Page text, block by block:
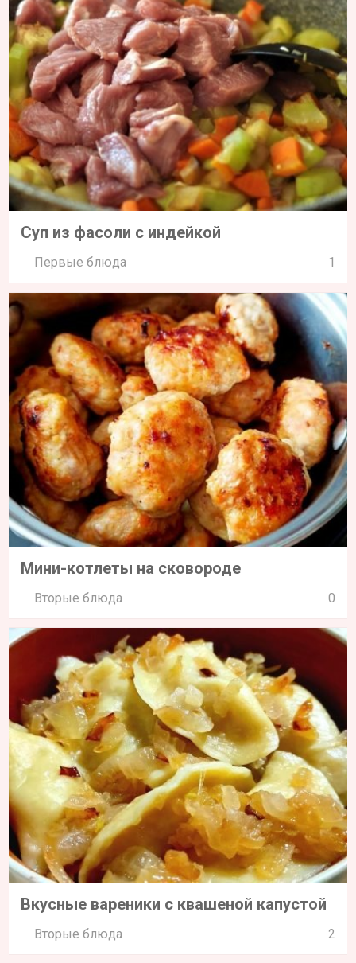
Суп из фасоли с индейкой
Первые блюда 1
Мини-котлеты на сковороде
Вторые блюда 0
Вкусные вареники с квашеной капустой
Вторые блюда 2